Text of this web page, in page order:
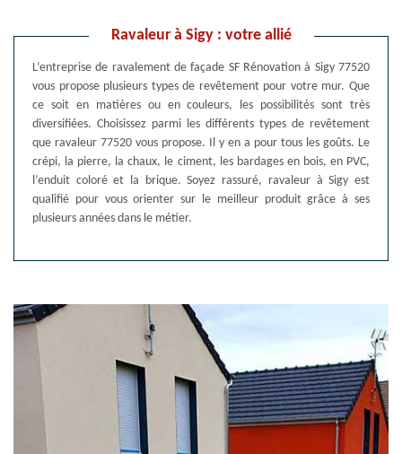
Ravaleur à Sigy : votre allié
L’entreprise de ravalement de façade SF Rénovation à Sigy 77520
vous propose plusieurs types de revêtement pour votre mur. Que
ce soit en matières ou en couleurs, les possibilités sont très
diversifiées. Choisissez parmi les différents types de revêtement
que ravaleur 77520 vous propose. Il y en a pour tous les goûts. Le
crépi, la pierre, la chaux, le ciment, les bardages en bois, en PVC,
l’enduit coloré et la brique. Soyez rassuré, ravaleur à Sigy est
qualifié pour vous orienter sur le meilleur produit grâce à ses
plusieurs années dans le métier.